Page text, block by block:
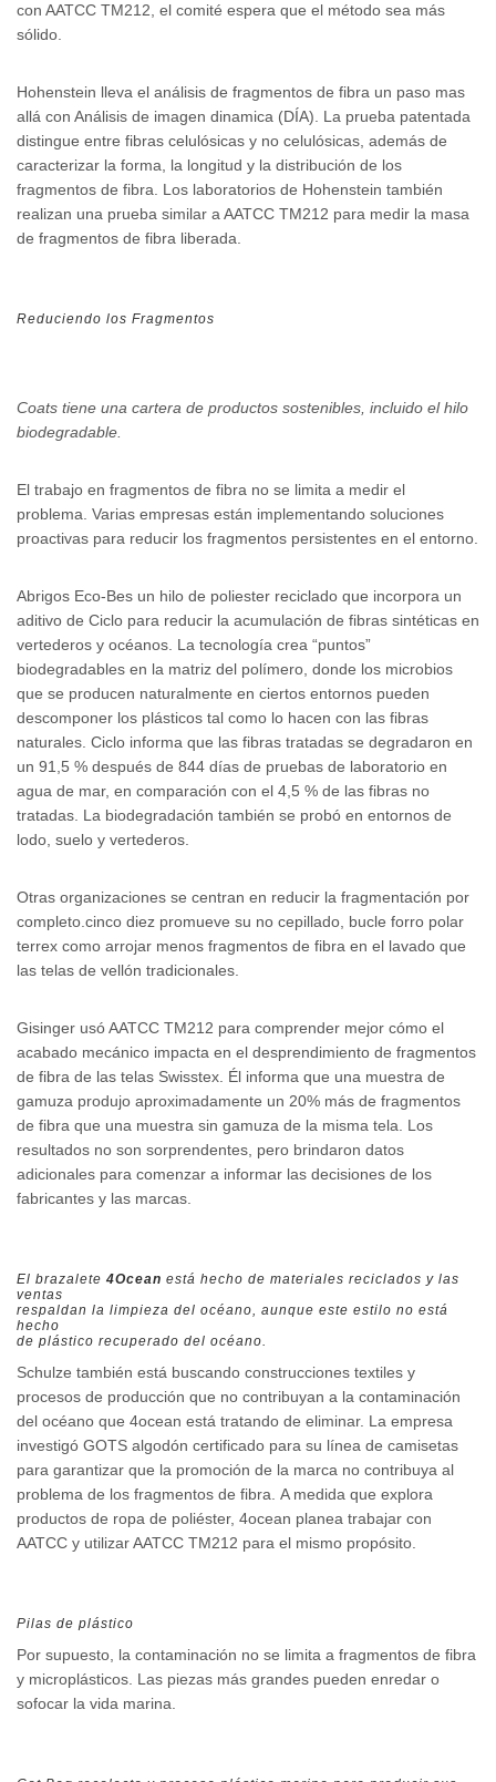
con AATCC TM212, el comité espera que el método sea más
sólido.
Hohenstein lleva el análisis de fragmentos de fibra un paso mas
allá con Análisis de imagen dinamica (DÍA). La prueba patentada
distingue entre fibras celulósicas y no celulósicas, además de
caracterizar la forma, la longitud y la distribución de los
fragmentos de fibra. Los laboratorios de Hohenstein también
realizan una prueba similar a AATCC TM212 para medir la masa
de fragmentos de fibra liberada.
Reduciendo los Fragmentos
Coats tiene una cartera de productos sostenibles, incluido el hilo
biodegradable.
El trabajo en fragmentos de fibra no se limita a medir el
problema. Varias empresas están implementando soluciones
proactivas para reducir los fragmentos persistentes en el entorno.
Abrigos Eco-Bes un hilo de poliester reciclado que incorpora un
aditivo de Ciclo para reducir la acumulación de fibras sintéticas en
vertederos y océanos. La tecnología crea “puntos”
biodegradables en la matriz del polímero, donde los microbios
que se producen naturalmente en ciertos entornos pueden
descomponer los plásticos tal como lo hacen con las fibras
naturales. Ciclo informa que las fibras tratadas se degradaron en
un 91,5 % después de 844 días de pruebas de laboratorio en
agua de mar, en comparación con el 4,5 % de las fibras no
tratadas. La biodegradación también se probó en entornos de
lodo, suelo y vertederos.
Otras organizaciones se centran en reducir la fragmentación por
completo.cinco diez promueve su no cepillado, bucle forro polar
terrex como arrojar menos fragmentos de fibra en el lavado que
las telas de vellón tradicionales.
Gisinger usó AATCC TM212 para comprender mejor cómo el
acabado mecánico impacta en el desprendimiento de fragmentos
de fibra de las telas Swisstex. Él informa que una muestra de
gamuza produjo aproximadamente un 20% más de fragmentos
de fibra que una muestra sin gamuza de la misma tela. Los
resultados no son sorprendentes, pero brindaron datos
adicionales para comenzar a informar las decisiones de los
fabricantes y las marcas.
El brazalete 4Ocean está hecho de materiales reciclados y las
ventas
respaldan la limpieza del océano, aunque este estilo no está
hecho
de plástico recuperado del océano.
Schulze también está buscando construcciones textiles y
procesos de producción que no contribuyan a la contaminación
del océano que 4ocean está tratando de eliminar. La empresa
investigó GOTS algodón certificado para su línea de camisetas
para garantizar que la promoción de la marca no contribuya al
problema de los fragmentos de fibra. A medida que explora
productos de ropa de poliéster, 4ocean planea trabajar con
AATCC y utilizar AATCC TM212 para el mismo propósito.
Pilas de plástico
Por supuesto, la contaminación no se limita a fragmentos de fibra
y microplásticos. Las piezas más grandes pueden enredar o
sofocar la vida marina.